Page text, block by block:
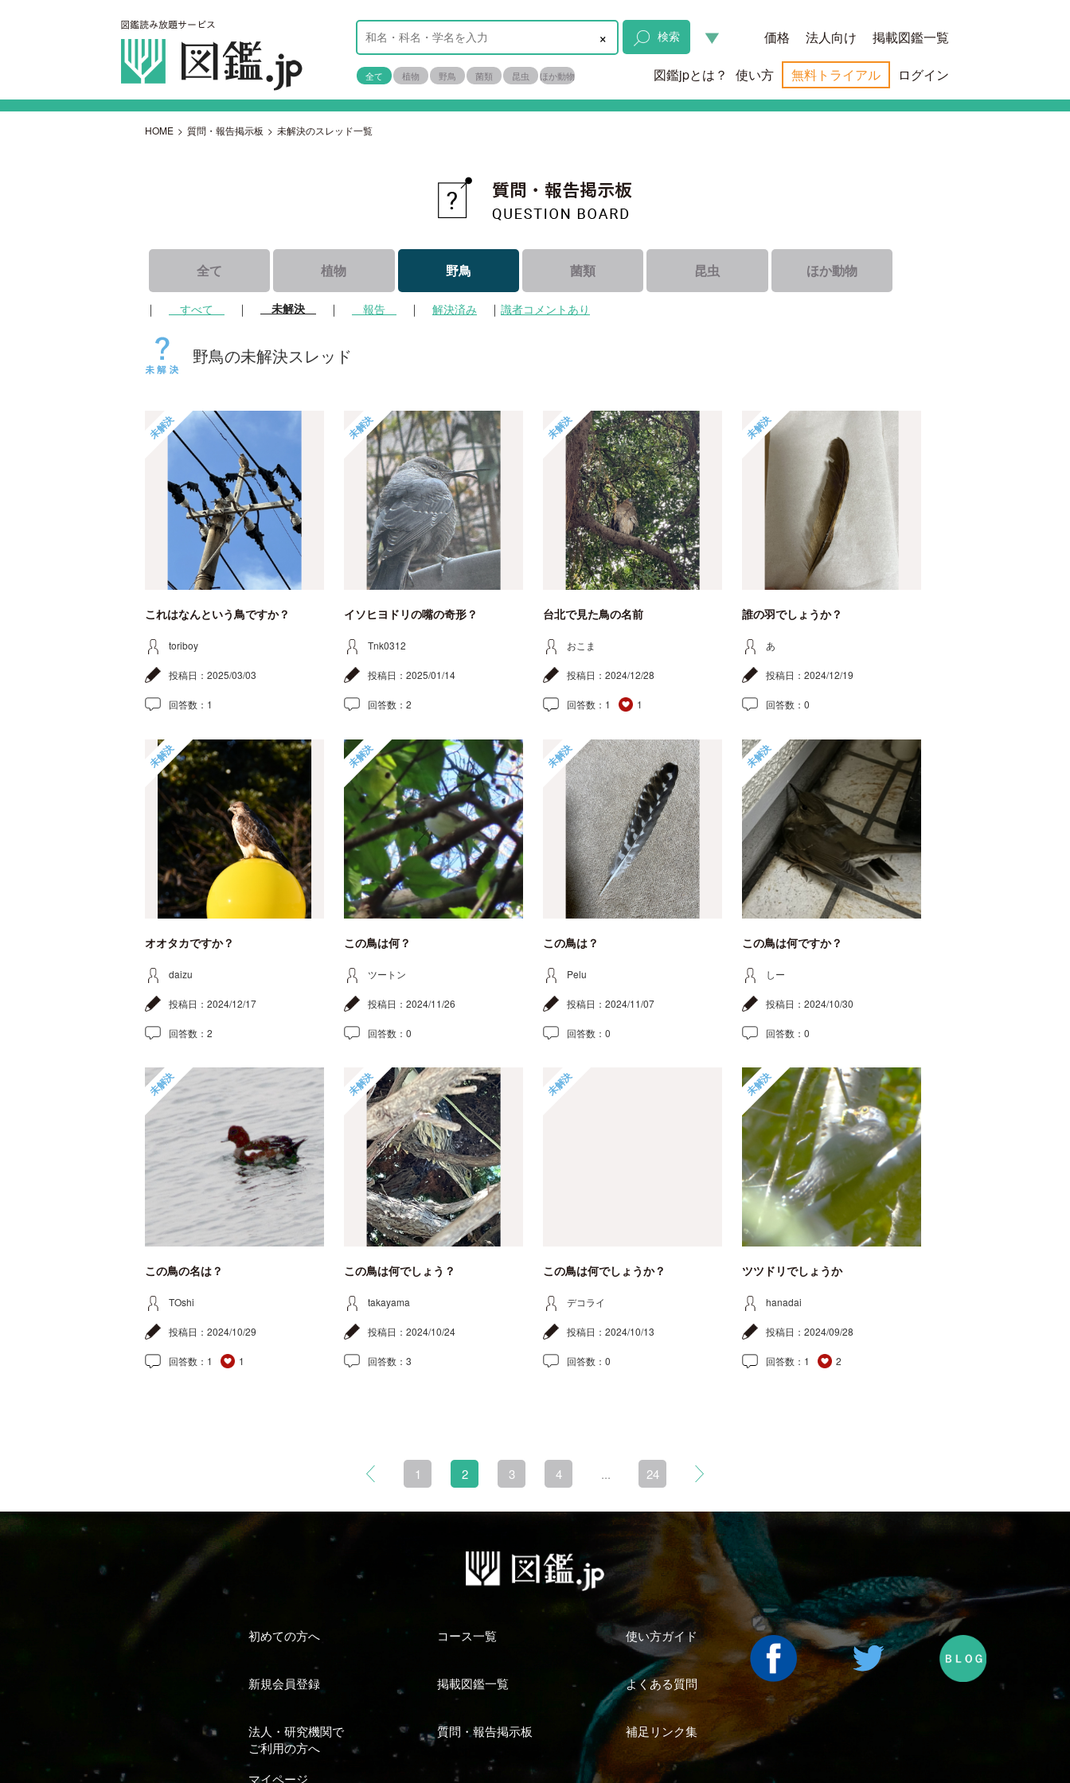
× 検索
全て 植物 野鳥 菌類 昆虫 ほか動物
価格 法人向け 掲載図鑑一覧
図鑑jpとは？ 使い方 無料トライアル ログイン
HOME > 質問・報告掲示板 > 未解決のスレッド一覧
全て 植物 野鳥 菌類 昆虫 ほか動物
｜ すべて ｜ 未解決 ｜ 報告 ｜ 解決済み ｜ 識者コメントあり
野鳥の未解決スレッド
未解決
これはなんという鳥ですか？
toriboy
投稿日： 2025/03/03
回答数： 1
未解決
イソヒヨドリの嘴の奇形？
Tnk0312
投稿日： 2025/01/14
回答数： 2
未解決
台北で見た鳥の名前
おこま
投稿日： 2024/12/28
回答数： 1 1
未解決
誰の羽でしょうか？
あ
投稿日： 2024/12/19
回答数： 0
未解決
オオタカですか？
daizu
投稿日： 2024/12/17
回答数： 2
未解決
この鳥は何？
ツートン
投稿日： 2024/11/26
回答数： 0
未解決
この鳥は？
Pelu
投稿日： 2024/11/07
回答数： 0
未解決
この鳥は何ですか？
しー
投稿日： 2024/10/30
回答数： 0
未解決
この鳥の名は？
TOshi
投稿日： 2024/10/29
回答数： 1 1
未解決
この鳥は何でしょう？
takayama
投稿日： 2024/10/24
回答数： 3
未解決
この鳥は何でしょうか？
デコライ
投稿日： 2024/10/13
回答数： 0
未解決
ツツドリでしょうか
hanadai
投稿日： 2024/09/28
回答数： 1 2
1 2 3 4 ... 24
初めての方へ コース一覧 使い方ガイド
新規会員登録 掲載図鑑一覧 よくある質問
法人・研究機関で
ご利用の方へ
質問・報告掲示板 補足リンク集
マイページ